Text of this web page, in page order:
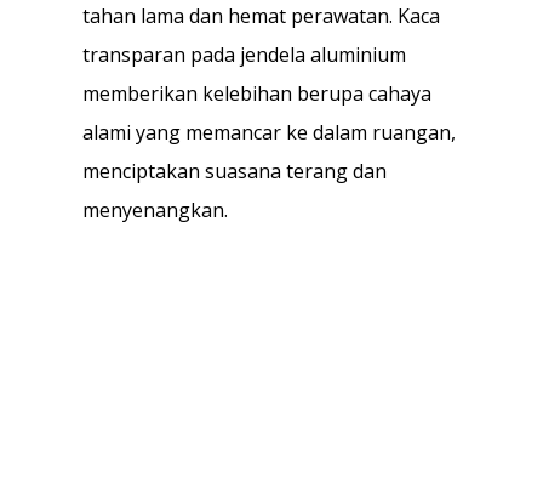
tahan lama dan hemat perawatan. Kaca
transparan pada jendela aluminium
memberikan kelebihan berupa cahaya
alami yang memancar ke dalam ruangan,
menciptakan suasana terang dan
menyenangkan.